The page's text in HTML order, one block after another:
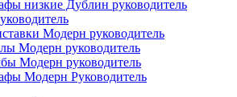
низкие Дублин руководитель
Модерн руководитель
Модерн руководитель
Модерн руководитель
Модерн Руководитель